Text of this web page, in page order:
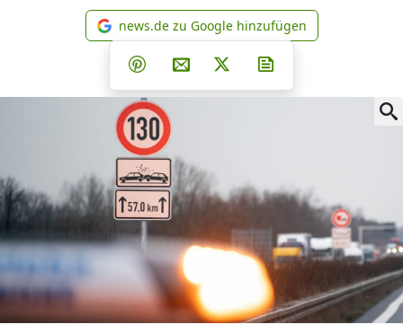
news.de zu Google
news.de zu Google hinzufügen
Teilen auf Facebook
Teilen auf Whatsapp
Teilen auf Telegram
Teilen auf Pinterest
Per E-Mail teilen
Post auf X